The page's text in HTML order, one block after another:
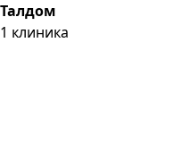
Талдом
1 клиника